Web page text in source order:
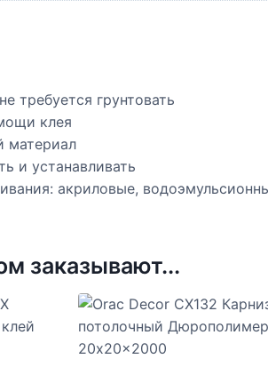
требуется грунтовать
клея
материал
и устанавливать
акриловые,
заказывают...